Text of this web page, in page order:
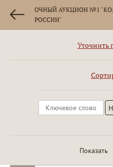
ОЧНЫЙ АУКЦИОН №1
РОССИИ"
Уточнить
Показать